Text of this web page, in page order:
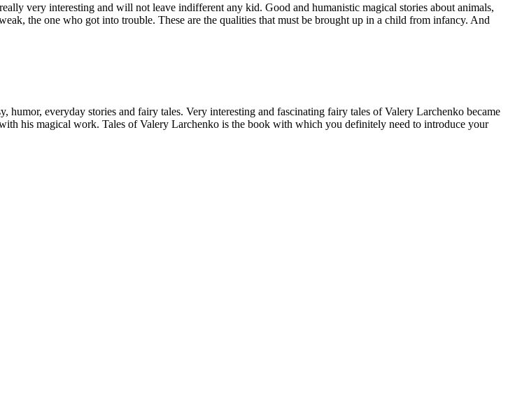
very interesting and will not leave indifferent any kid. Good and humanistic magical stories about animals,
the one who got into trouble. These are the qualities that must be brought up in a child from infancy. And
everyday stories and fairy tales. Very interesting and fascinating fairy tales of Valery Larchenko became
his magical work. Tales of Valery Larchenko is the book with which you definitely need to introduce your